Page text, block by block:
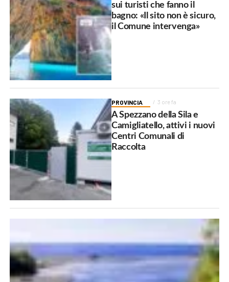
sui turisti che fanno il
bagno: «Il sito non è sicuro,
il Comune intervenga»
PROVINCIA 3 ore fa
A Spezzano della Sila e
Camigliatello, attivi i nuovi
Centri Comunali di
Raccolta